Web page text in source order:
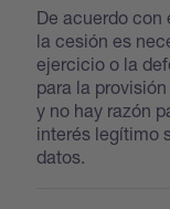
De acuerdo con
la cesión es
ejercicio o la
para la
y no hay razón
interés legítimo
datos.